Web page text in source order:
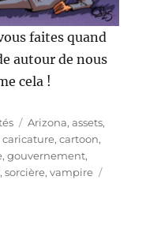
faites quand
autour de nous
cela !
Étiquettes
Arizona,assets,
caricature,cartoon,
,gouvernement,
,sorcière,vampire